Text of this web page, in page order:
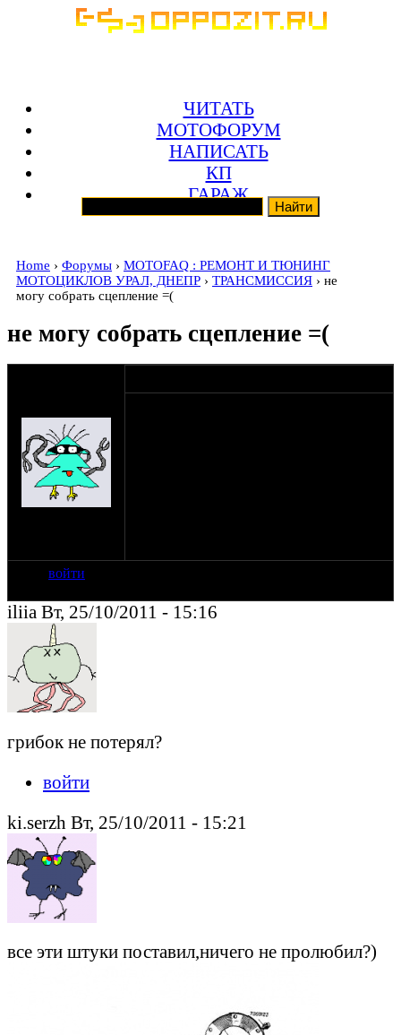
ЧИТАТЬ
МОТОФОРУМ
НАПИСАТЬ
КП
ГАРАЖ
Home › Форумы › MOTOFAQ : РЕМОНТ И ТЮНИНГ
МОТОЦИКЛОВ УРАЛ, ДНЕПР › ТРАНСМИССИЯ › не
могу собрать сцепление =(
не могу собрать сцепление =(
войти
iliia Вт, 25/10/2011 - 15:16
грибок не потерял?
войти
ki.serzh Вт, 25/10/2011 - 15:21
все эти штуки поставил,ничего не пролюбил?)